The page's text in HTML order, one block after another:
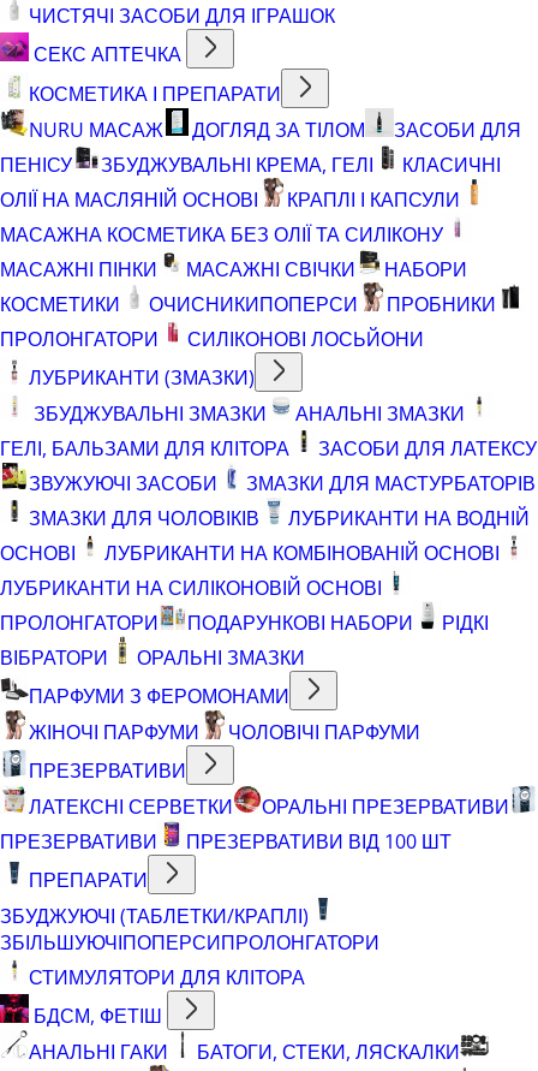
ЧИСТЯЧІ ЗАСОБИ ДЛЯ ІГРАШОК
СЕКС АПТЕЧКА
КОСМЕТИКА І ПРЕПАРАТИ
NURU МАСАЖ
ДОГЛЯД ЗА ТІЛОМ
ЗАСОБИ ДЛЯ
ПЕНІСУ
ЗБУДЖУВАЛЬНІ КРЕМА, ГЕЛІ
КЛАСИЧНІ
ОЛІЇ НА МАСЛЯНІЙ ОСНОВІ
КРАПЛІ І КАПСУЛИ
МАСАЖНА КОСМЕТИКА БЕЗ ОЛІЇ ТА СИЛІКОНУ
МАСАЖНІ ПІНКИ
МАСАЖНІ СВІЧКИ
НАБОРИ
КОСМЕТИКИ
ОЧИСНИКИПОПЕРСИ
ПРОБНИКИ
ПРОЛОНГАТОРИ
СИЛІКОНОВІ ЛОСЬЙОНИ
ЛУБРИКАНТИ (ЗМАЗКИ)
ЗБУДЖУВАЛЬНІ ЗМАЗКИ
АНАЛЬНІ ЗМАЗКИ
ГЕЛІ, БАЛЬЗАМИ ДЛЯ КЛІТОРА
ЗАСОБИ ДЛЯ ЛАТЕКСУ
ЗВУЖУЮЧІ ЗАСОБИ
ЗМАЗКИ ДЛЯ МАСТУРБАТОРІВ
ЗМАЗКИ ДЛЯ ЧОЛОВІКІВ
ЛУБРИКАНТИ НА ВОДНІЙ
ОСНОВІ
ЛУБРИКАНТИ НА КОМБІНОВАНІЙ ОСНОВІ
ЛУБРИКАНТИ НА СИЛІКОНОВІЙ ОСНОВІ
ПРОЛОНГАТОРИ
ПОДАРУНКОВІ НАБОРИ
РІДКІ
ВІБРАТОРИ
ОРАЛЬНІ ЗМАЗКИ
ПАРФУМИ З ФЕРОМОНАМИ
ЖІНОЧІ ПАРФУМИ
ЧОЛОВІЧІ ПАРФУМИ
ПРЕЗЕРВАТИВИ
ЛАТЕКСНІ СЕРВЕТКИ
ОРАЛЬНІ ПРЕЗЕРВАТИВИ
ПРЕЗЕРВАТИВИ
ПРЕЗЕРВАТИВИ ВІД 100 ШТ
ПРЕПАРАТИ
ЗБУДЖУЮЧІ (ТАБЛЕТКИ/КРАПЛІ)
ЗБІЛЬШУЮЧІПОПЕРСИПРОЛОНГАТОРИ
СТИМУЛЯТОРИ ДЛЯ КЛІТОРА
БДСМ, ФЕТІШ
АНАЛЬНІ ГАКИ
БАТОГИ, СТЕКИ, ЛЯСКАЛКИ